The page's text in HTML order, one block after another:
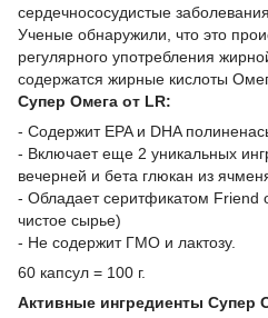
сердечнососудистые заболевания.
Ученые обнаружили, что это
регулярного употребления
содержатся жирные кислоты
Супер Омега от LR:
- Содержит EPA и DHA
- Включает еще 2 уникальных
вечерней и бета глюкан из
- Обладает серитфикатом Friend
чистое сырье)
- Не содержит ГМО и лактозу.
60 капсул = 100 г.
Активные ингредиенты Супер